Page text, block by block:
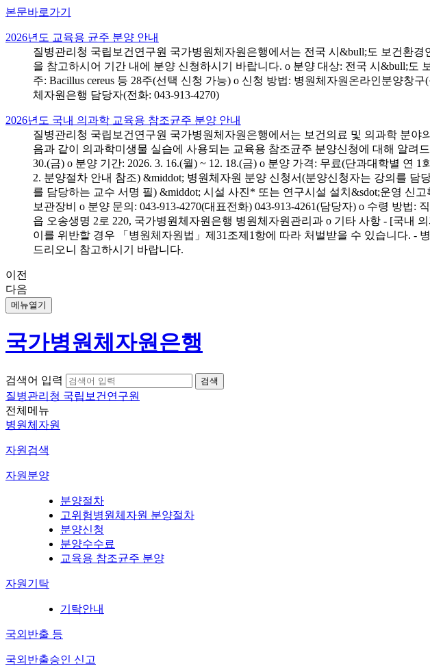
본문바로가기
2026년도 교육용 균주 분양 안내
질병관리청 국립보건연구원 국가병원체자원은행에서는 전국 시&bull;도 보건환
을 참고하시어 기간 내에 분양 신청하시기 바랍니다. o 분양 대상: 전국 시&bull;도
주: Bacillus cereus 등 28주(선택 신청 가능) o 신청 방법: 병원체자원온라인분양창
체자원은행 담당자(전화: 043-913-4270)
2026년도 국내 의과학 교육용 참조균주 분양 안내
질병관리청 국립보건연구원 국가병원체자원은행에서는 보건의료 및 의과학 분
음과 같이 의과학미생물 실습에 사용되는 교육용 참조균주 분양신청에 대해 알려
30.(금) o 분양 기간: 2026. 3. 16.(월) ~ 12. 18.(금) o 분양 가격: 무료(단과대학별 연
2. 분양절차 안내 참조) &middot; 병원체자원 분양 신청서(분양신청자는 강의를 담
를 담당하는 교수 서명 필) &middot; 시설 사진* 또는 연구시설 설치&sdot;운영 신
보관장비 o 분양 문의: 043-913-4270(대표전화) 043-913-4261(담당자) o 수령 방
읍 오송생명 2로 220, 국가병원체자원은행 병원체자원관리과 o 기타 사항 - [국내
이를 위반할 경우 「병원체자원법」제31조제1항에 따라 처벌받을 수 있습니다. -
드리오니 참고하시기 바랍니다.
이전
다음
메뉴열기
국가병원체자원은행
검색어 입력
질병관리청 국립보건연구원
전체메뉴
병원체자원
자원검색
자원분양
분양절차
고위험병원체자원 분양절차
분양신청
분양수수료
교육용 참조균주 분양
자원기탁
기탁안내
국외반출 등
국외반출승인 신고